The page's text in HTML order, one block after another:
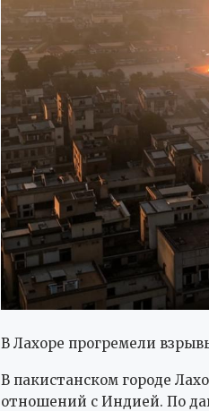
В Лахоре прогремели
В пакистанском городе
отношений с Индией. По